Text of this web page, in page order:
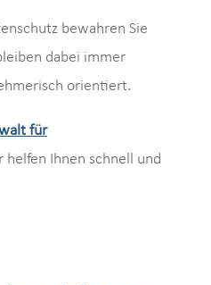
bewahren Sie
dabei immer
orientiert.
für
Ihnen schnell und